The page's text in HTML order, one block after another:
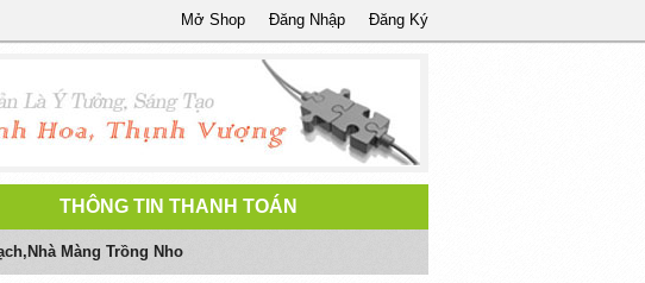
Đăng Ký
Đăng Nhập
Mở Shop
THÔNG TIN THANH TOÁN
Màng Trồng Nho